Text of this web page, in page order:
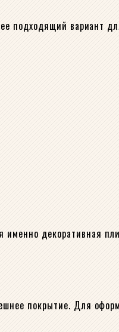
подходящий вариант
декоративная
покрытие. Для